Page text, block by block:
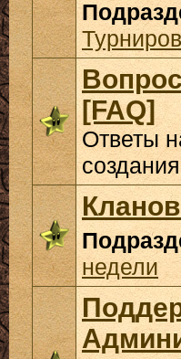
Турниров
[FAQ]
Ответы
недели